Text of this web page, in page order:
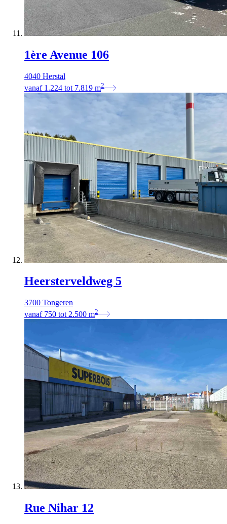
1ère Avenue 106
4040 Herstal
vanaf 1.224 tot 7.819 m2
Heersterveldweg 5
3700 Tongeren
vanaf 750 tot 2.500 m2
Rue Nihar 12